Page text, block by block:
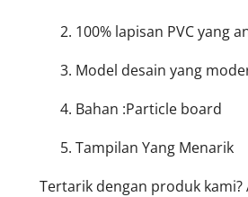
100% lapisan PVC yang
Model desain yang
Bahan :Particle board
Tampilan Yang Menarik
Tertarik dengan produk kami?